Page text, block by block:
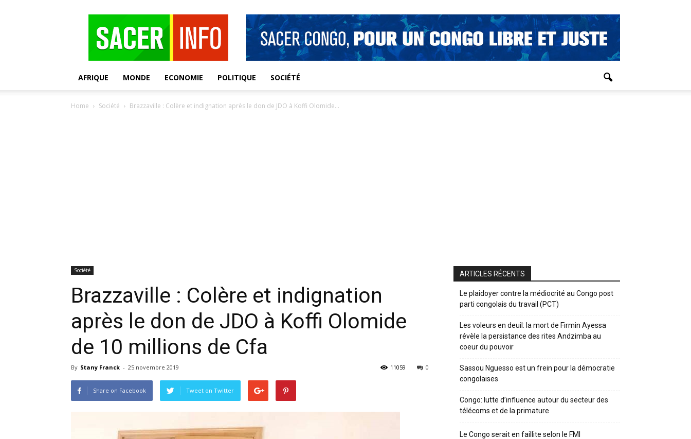
AFRIQUE MONDE ECONOMIE POLITIQUE SOCIÉTÉ
Home Société Brazzaville : Colère et indignation après le don de JDO à Koffi Olomide...
Société
Brazzaville : Colère et indignation
après le don de JDO à Koffi Olomide
de 10 millions de Cfa
By Stany Franck - 25 novembre 2019 0
11059
Share on Facebook Tweet on Twitter
ARTICLES RÉCENTS
Le plaidoyer contre la médiocrité au Congo post
parti congolais du travail (PCT)
Les voleurs en deuil: la mort de Firmin Ayessa
révèle la persistance des rites Andzimba au
coeur du pouvoir
Sassou Nguesso est un frein pour la démocratie
congolaises
Congo: lutte d’influence autour du secteur des
télécoms et de la primature
Le Congo serait en faillite selon le FMI